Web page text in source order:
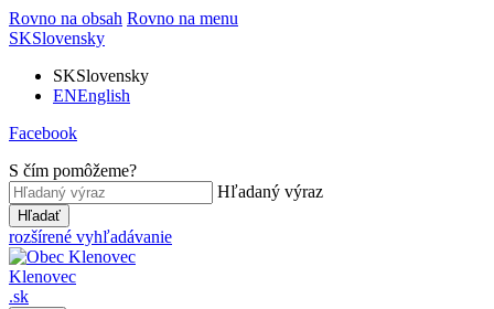
Rovno na obsah Rovno na menu
SKSlovensky
SKSlovensky
ENEnglish
Facebook
S čím pomôžeme?
Hľadaný výraz
Hľadať
rozšírené vyhľadávanie
Klenovec
.sk